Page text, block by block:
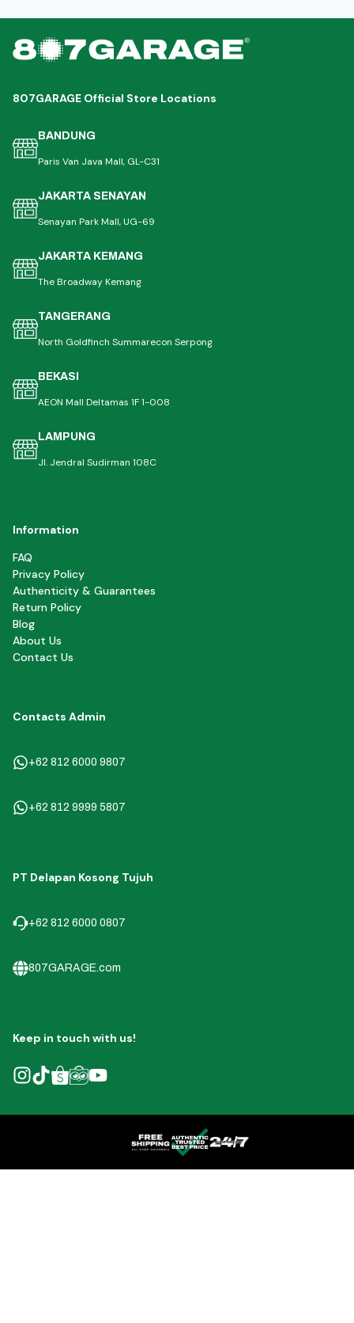
807GARAGE Official Store Locations
BANDUNG
Paris Van Java Mall, GL-C31
JAKARTA SENAYAN
Senayan Park Mall, UG-69
JAKARTA KEMANG
The Broadway Kemang
TANGERANG
North Goldfinch Summarecon Serpong
BEKASI
AEON Mall Deltamas 1F 1-008
LAMPUNG
Jl. Jendral Sudirman 108C
Information
FAQ
Privacy Policy
Authenticity & Guarantees
Return Policy
Blog
About Us
Contact Us
Contacts Admin
+62 812 6000 9807
+62 812 9999 5807
PT Delapan Kosong Tujuh
+62 812 6000 0807
807GARAGE.com
Keep in touch with us!